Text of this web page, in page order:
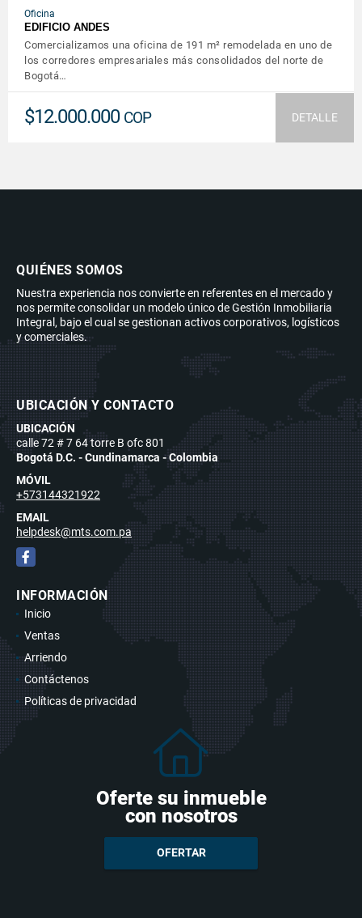
Oficina
EDIFICIO ANDES
Comercializamos una oficina de 191 m² remodelada en uno de
los corredores empresariales más consolidados del norte de
Bogotá…
$12.000.000 COP DETALLE
QUIÉNES SOMOS
Nuestra experiencia nos convierte en referentes en el mercado y
nos permite consolidar un modelo único de Gestión Inmobiliaria
Integral, bajo el cual se gestionan activos corporativos, logísticos
y comerciales.
UBICACIÓN Y CONTACTO
UBICACIÓN
calle 72 # 7 64 torre B ofc 801
Bogotá D.C. - Cundinamarca - Colombia
MÓVIL
+573144321922
EMAIL
helpdesk@mts.com.pa
Facebook
INFORMACIÓN
Inicio
Ventas
Arriendo
Contáctenos
Políticas de privacidad
Oferte su inmueble
con nosotros
OFERTAR